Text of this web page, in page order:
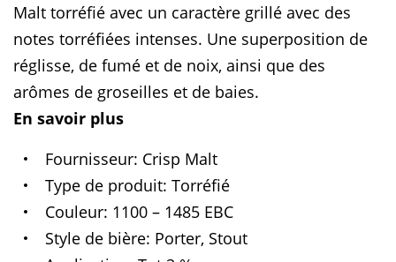
Malt torréfié avec un caractère grillé avec des
notes torréfiées intenses. Une superposition de
réglisse, de fumé et de noix, ainsi que des
arômes de groseilles et de baies.
En savoir plus
Fournisseur Crisp Malt
Type de produit Torréfié
Couleur 1100 – 1485 EBC
Style de bière Porter, Stout